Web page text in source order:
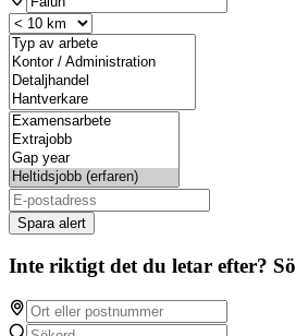
Spara alert
Inte riktigt det du letar efter?